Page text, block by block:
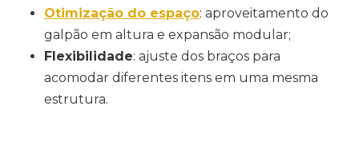
Otimização do espaço: aproveitamento do
galpão em altura e expansão modular;
Flexibilidade: ajuste dos braços para
acomodar diferentes itens em uma mesma
estrutura.